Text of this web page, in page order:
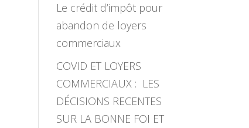
Le crédit d’impôt pour
abandon de loyers
commerciaux
COVID ET LOYERS
COMMERCIAUX : LES
DÉCISIONS RECENTES
SUR LA BONNE FOI ET